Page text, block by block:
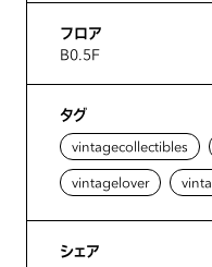
フロア
B0.5F
タグ
vintagecollectibles
vintagelover
シェア